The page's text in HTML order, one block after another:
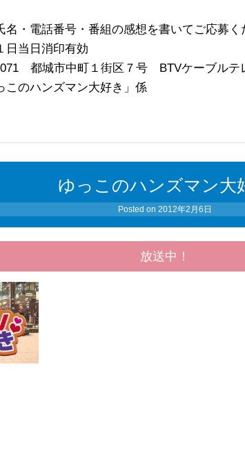
名・電話番号・番組の感想を書いてご応募く
当日消印有効
都城市中町１街区７号 BTVケーブルテ
ズマン大好き」係
ゆっこのハンズマン大
Posted on 2012年2月6日
放送中！